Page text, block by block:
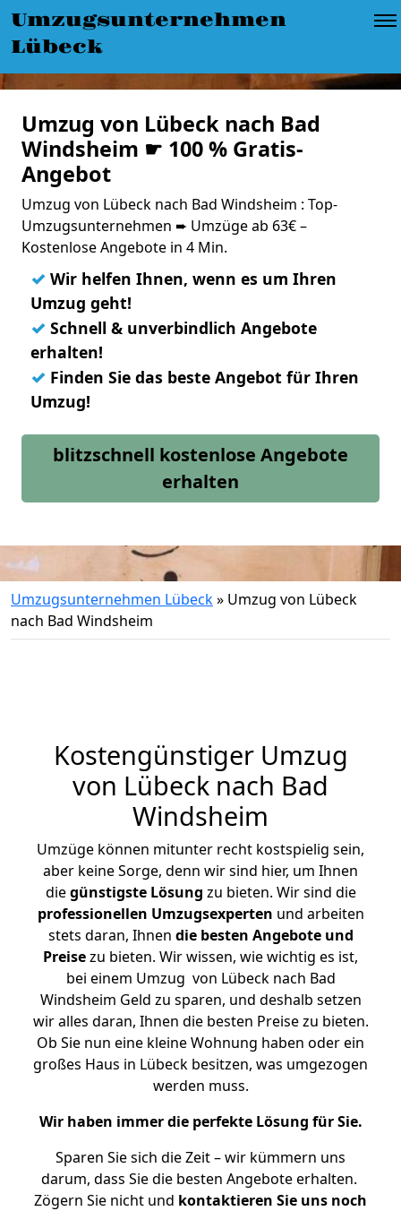
Umzugsunternehmen
Lübeck
Umzug von Lübeck nach Bad
Windsheim ☛ 100 % Gratis-
Angebot
Umzug von Lübeck nach Bad Windsheim : Top-
Umzugsunternehmen ➨ Umzüge ab 63€ –
Kostenlose Angebote in 4 Min.
✓ Wir helfen Ihnen, wenn es um Ihren
Umzug geht!
✓ Schnell & unverbindlich Angebote
erhalten!
✓ Finden Sie das beste Angebot für Ihren
Umzug!
blitzschnell kostenlose Angebote
erhalten
Umzugsunternehmen Lübeck» Umzug von Lübeck
nach Bad Windsheim
Kostengünstiger Umzug
von Lübeck nach Bad
Windsheim
Umzüge können mitunter recht kostspielig sein,
aber keine Sorge, denn wir sind hier, um Ihnen
diegünstigste Lösung zu bieten. Wir sind die
professionellen Umzugsexperten und arbeiten
stets daran, Ihnen die besten Angebote und
Preisezu bieten. Wir wissen, wie wichtig es ist,
bei einem Umzug von Lübeck nach Bad
Windsheim Geld zu sparen, und deshalb setzen
wir alles daran, Ihnen die besten Preise zu bieten.
Ob Sie nun eine kleine Wohnung haben oder ein
großes Haus in Lübeck besitzen, was umgezogen
werden muss.
Wir haben immer die perfekte Lösung für Sie.
Sparen Sie sich die Zeit – wir kümmern uns
darum, dass Sie die besten Angebote erhalten.
Zögern Sie nicht und kontaktieren Sie uns noch